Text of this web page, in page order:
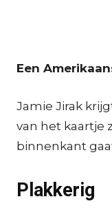
Een
Jamie Jirak
van het kaartje
binnenkant
Plakkerig